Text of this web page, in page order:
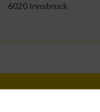
6020 Innsbruck